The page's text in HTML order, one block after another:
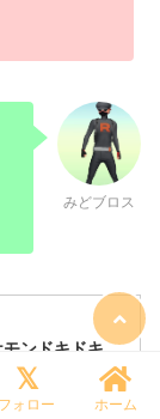
みどブロス
ンドキドキ
売！
フォロー ホーム